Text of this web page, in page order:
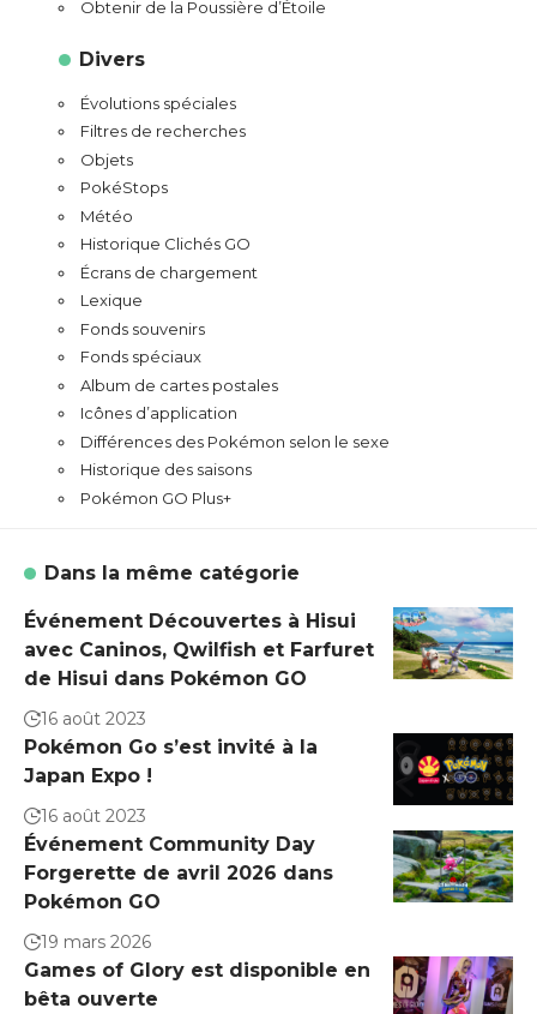
Obtenir de la Poussière d’Étoile
Divers
Évolutions spéciales
Filtres de recherches
Objets
PokéStops
Météo
Historique Clichés GO
Écrans de chargement
Lexique
Fonds souvenirs
Fonds spéciaux
Album de cartes postales
Icônes d’application
Différences des Pokémon selon le sexe
Historique des saisons
Pokémon GO Plus+
Dans la même catégorie
Événement Découvertes à Hisui
avec Caninos, Qwilfish et Farfuret
de Hisui dans Pokémon GO
16 août 2023
Pokémon Go s’est invité à la
Japan Expo !
16 août 2023
Événement Community Day
Forgerette de avril 2026 dans
Pokémon GO
19 mars 2026
Games of Glory est disponible en
bêta ouverte